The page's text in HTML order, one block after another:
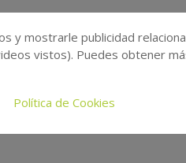
y mostrarle publicidad
vistos). Puedes obtener
Política de Cookies